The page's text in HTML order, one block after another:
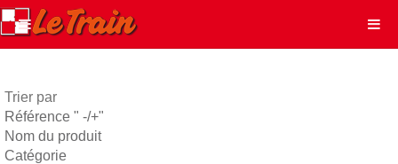
Trier par
Référence " -/+"
Nom du produit
Catégorie